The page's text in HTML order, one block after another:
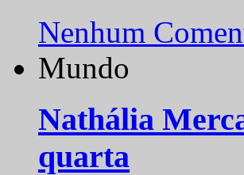
Nenhum
Mundo
Nathália
quarta